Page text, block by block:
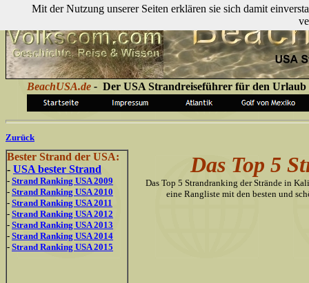
BeachUSA.de -Der USA Strandreiseführer für den Urlaub
Zurück
Bester Strand der USA:
- USA bester Strand
- Strand Ranking USA 2009
- Strand Ranking USA 2010
- Strand Ranking USA 2011
- Strand Ranking USA 2012
- Strand Ranking USA 2013
- Strand Ranking USA 2014
- Strand Ranking USA 2015
Das Top 5
Das Top 5 Strandranking der Strände in
eine Rangliste mit den besten und
Mit der Nutzung unserer Seiten erklären sie sich damit